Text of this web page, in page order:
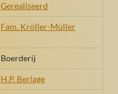
Gerealiseerd
Fam. Kröller-Müller
Boerderij
H.P. Berlage